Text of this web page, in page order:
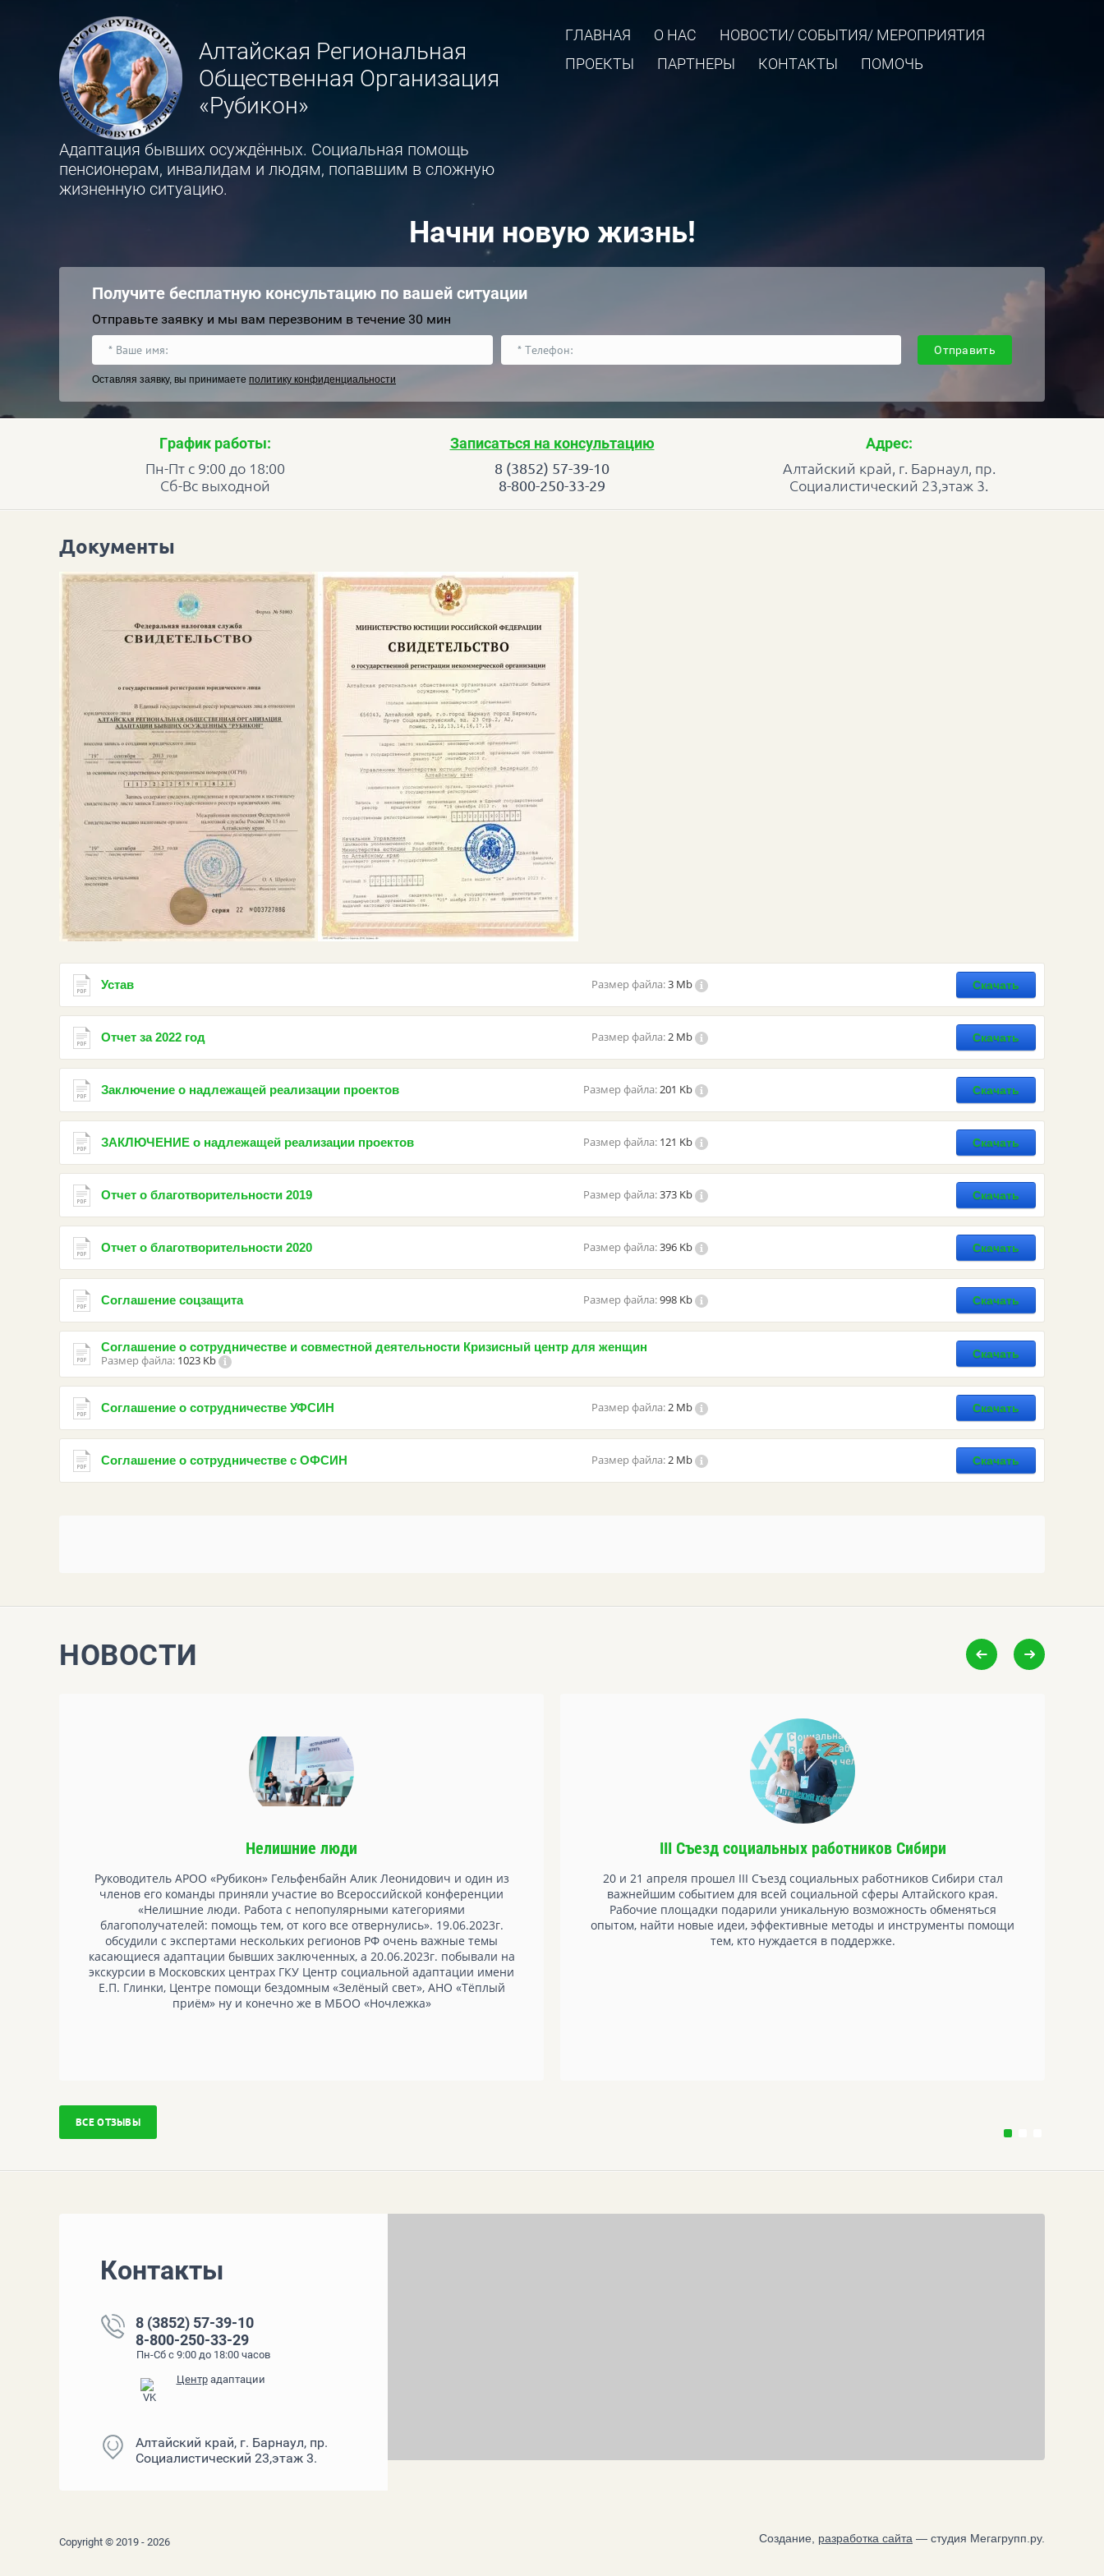
Алтайская Региональная
Общественная Организация
«Рубикон»
Адаптация бывших осуждённых. Социальная помощь
пенсионерам, инвалидам и людям, попавшим в сложную
жизненную ситуацию.
ГЛАВНАЯ О НАС
НОВОСТИ/ СОБЫТИЯ/ МЕРОПРИЯТИЯ
ПРОЕКТЫ
ПАРТНЕРЫ КОНТАКТЫ ПОМОЧЬ
Начни новую жизнь!
Получите бесплатную консультацию по вашей ситуации
Отправьте заявку и мы вам перезвоним в течение 30 мин
Отправить
Оставляя заявку, вы принимаете политику конфиденциальности
График работы:
Пн-Пт с 9:00 до 18:00
Сб-Вс выходной
Записаться на консультацию
8 (3852) 57-39-10
8-800-250-33-29
Адрес:
Алтайский край, г. Барнаул, пр.
Социалистический 23,этаж 3.
Документы
Устав Размер файла:3 Mb Скачать
Отчет за 2022 год Размер файла:2 Mb Скачать
Заключение о надлежащей реализации проектов Размер файла:201 Kb Скачать
ЗАКЛЮЧЕНИЕ о надлежащей реализации проектов Размер файла: 121 Kb Скачать
Отчет о благотворительности 2019 Размер файла:373 Kb Скачать
Отчет о благотворительности 2020 Размер файла:396 Kb Скачать
Соглашение соцзащита Размер файла:998 Kb Скачать
Соглашение о сотрудничестве и совместной деятельности Кризисный центр для женщин
Размер файла: 1023 Kb Скачать
Соглашение о сотрудничестве УФСИН Размер файла:2 Mb Скачать
Соглашение о сотрудничестве с ОФСИН Размер файла:2 Mb Скачать
НОВОСТИ
Нелишние люди
Руководитель АРОО «Рубикон» Гельфенбайн Алик Леонидович и один из
членов его команды приняли участие во Всероссийской конференции
«Нелишние люди. Работа с непопулярными категориями
благополучателей: помощь тем, от кого все отвернулись». 19.06.2023г.
обсудили с экспертами нескольких регионов РФ очень важные темы
касающиеся адаптации бывших заключенных, а 20.06.2023г. побывали на
экскурсии в Московских центрах ГКУ Центр социальной адаптации имени
Е.П. Глинки, Центре помощи бездомным «Зелёный свет», АНО «Тёплый
приём» ну и конечно же в МБОО «Ночлежка»
III Съезд социальных работников Сибири
20 и 21 апреля прошел III Съезд социальных работников Сибири стал
важнейшим событием для всей социальной сферы Алтайского края.
Рабочие площадки подарили уникальную возможность обменяться
опытом, найти новые идеи, эффективные методы и инструменты помощи
тем, кто нуждается в поддержке.
ВСЕ ОТЗЫВЫ
Контакты
8 (3852) 57-39-10
8-800-250-33-29
Пн-Сб с 9:00 до 18:00 часов
Центрадаптации
Алтайский край, г. Барнаул, пр.
Социалистический 23,этаж 3.
Copyright © 2019 - 2026 Создание, разработка сайта — студия Мегагрупп.ру.